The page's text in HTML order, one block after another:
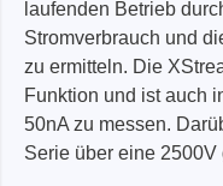
laufenden Betrieb
Stromverbrauch und
zu ermitteln. Die
Funktion und ist auch
50nA zu messen.
Serie über eine